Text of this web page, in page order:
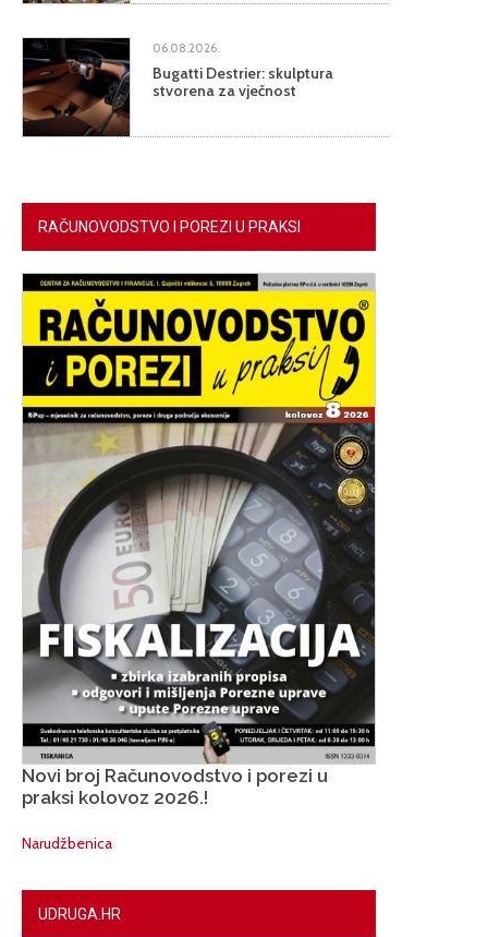
06.08.2026.
Bugatti Destrier: skulptura
stvorena za vječnost
RAČUNOVODSTVO I POREZI U PRAKSI
Novi broj Računovodstvo i porezi u
praksi kolovoz 2026.!
Narudžbenica
UDRUGA.HR